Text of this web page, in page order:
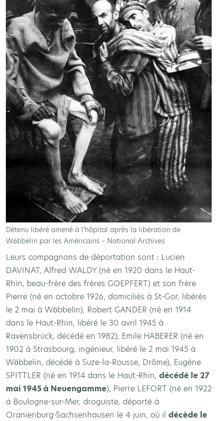
Détenu libéré amené à l’hôpital après la libération de
Wöbbelin par les Américains – National Archives
Leurs compagnons de déportation sont : Lucien
DAVINAT, Alfred WALDY (né en 1920 dans le Haut-
Rhin, beau-frère des frères GOEPFERT) et son frère
Pierre (né en octobre 1926, domiciliés à St-Gor, libérés
le 2 mai à Wöbbelin), Robert GANDER (né en 1914
dans le Haut-Rhin, libéré le 30 avril 1945 à
Ravensbrück, décédé en 1982), Emile HABERER (né en
1902 à Strasbourg, ingénieur, libéré le 2 mai 1945 à
Wöbbelin, décédé à Suze-la-Rousse, Drôme), Eugène
SPITTLER (né en 1914 dans le Haut-Rhin, décédé le 27
mai 1945 à Neuengamme), Pierre LEFORT (né en 1922
à Boulogne-sur-Mer, droguiste, déporté à
Oranienburg-Sachsenhausen le 4 juin, où il décède le